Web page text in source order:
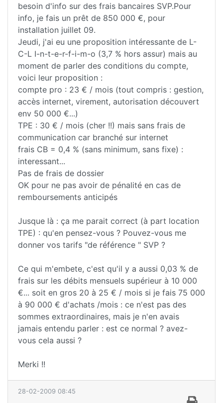
besoin d'info sur des frais bancaires SVP.Pour
info, je fais un prêt de 850 000 €, pour
installation juillet 09.
Jeudi, j'ai eu une proposition intéressante de L-
C-L I-n-t-e-r-f-i-m-o (3,7 % hors assur) mais au
moment de parler des conditions du compte,
voici leur proposition :
compte pro : 23 € / mois (tout compris : gestion,
accès internet, virement, autorisation découvert
env 50 000 €...)
TPE : 30 € / mois (cher !!) mais sans frais de
communication car branché sur internet
frais CB = 0,4 % (sans minimum, sans fixe) :
interessant...
Pas de frais de dossier
OK pour ne pas avoir de pénalité en cas de
remboursements anticipés
Jusque là : ça me parait correct (à part location
TPE) : qu'en pensez-vous ? Pouvez-vous me
donner vos tarifs "de référence " SVP ?
Ce qui m'embete, c'est qu'il y a aussi 0,03 % de
frais sur les débits mensuels supérieur à 10 000
€... soit en gros 20 à 25 € / mois si je fais 75 000
à 90 000 € d'achats /mois : ce n'est pas des
sommes extraordinaires, mais je n'en avais
jamais entendu parler : est ce normal ? avez-
vous cela aussi ?
Merki !!
28-02-2009 08:45